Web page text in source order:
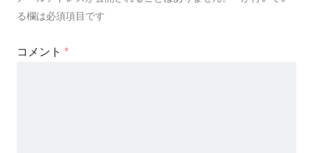
る欄は必須項目です
コメント *